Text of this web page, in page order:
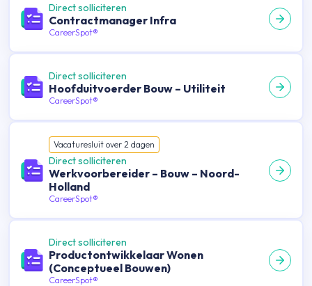
Direct solliciteren
Contractmanager Infra
CareerSpot®
Direct solliciteren
Hoofduitvoerder Bouw – Utiliteit
CareerSpot®
Vacaturesluit over 2 dagen
Direct solliciteren
Werkvoorbereider – Bouw – Noord-
Holland
CareerSpot®
Direct solliciteren
Productontwikkelaar Wonen
(Conceptueel Bouwen)
CareerSpot®